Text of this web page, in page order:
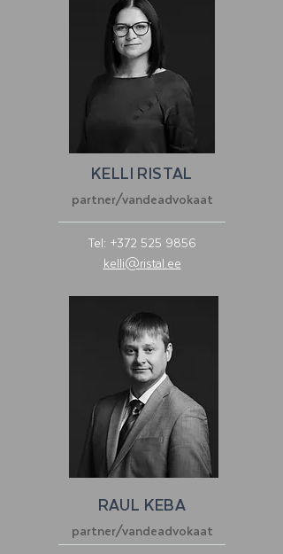
KELLI RISTAL
partner/vandeadvokaat
Tel: +372 525 9856
kelli@ristal.ee
RAUL KEBA
partner/vandeadvokaat